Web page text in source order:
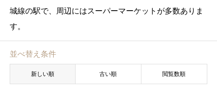
城線の駅で、周辺にはスーパーマーケットが多数ありま
す。
並べ替え条件
新しい順 古い順 閲覧数順